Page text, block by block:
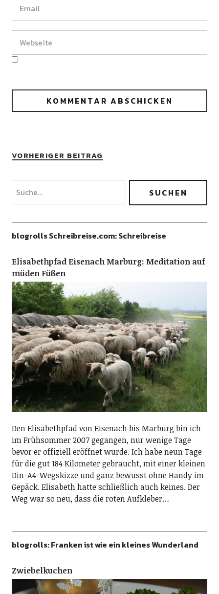
VORHERIGER BEITRAG
blogrolls Schreibreise.com: Schreibreise
Elisabethpfad Eisenach Marburg: Meditation auf
müden Füßen
Den Elisabethpfad von Eisenach bis Marburg bin ich
im Frühsommer 2007 gegangen, nur wenige Tage
bevor er offiziell eröffnet wurde. Ich habe neun Tage
für die gut 184 Kilometer gebraucht, mit einer kleinen
Din-A4-Wegskizze und ganz bewusst ohne Handy im
Gepäck. Elisabeth hatte schließlich auch keines. Der
Weg war so neu, dass die roten Aufkleber…
blogrolls: Franken ist wie ein kleines Wunderland
Zwiebelkuchen